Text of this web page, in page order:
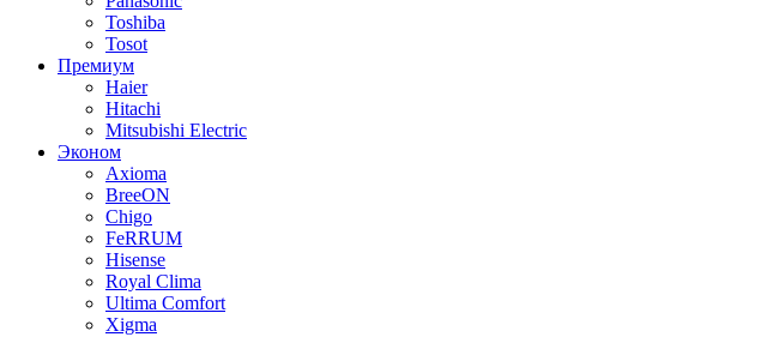
Toshiba
Tosot
Премиум
Haier
Hitachi
Mitsubishi Electric
Эконом
Axioma
BreeON
Chigo
FeRRUM
Hisense
Royal Clima
Ultima Comfort
Xigma